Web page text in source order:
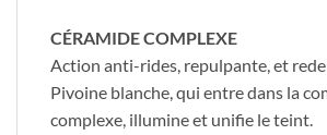
CÉRAMIDE COMPLEXE
Action anti-rides, repulpante, et
Pivoine blanche, qui entre dans la
complexe, illumine et unifie le teint.